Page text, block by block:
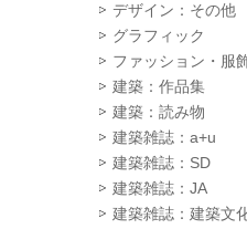
デザイン：その他
グラフィック
ファッション・服
建築：作品集
建築：読み物
建築雑誌：a+u
建築雑誌：SD
建築雑誌：JA
建築雑誌：建築文